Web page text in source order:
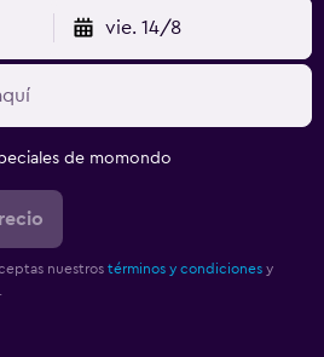
vie. 14/8
de momondo
nuestros términos y condiciones y